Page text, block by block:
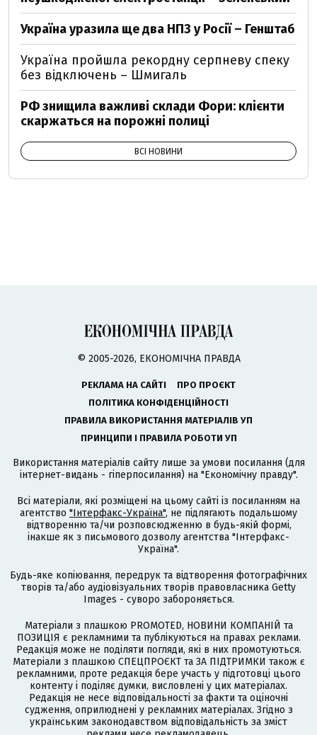
Україна уразила ще два НПЗ у Росії – Генштаб
Україна пройшла рекордну серпневу спеку
без відключень – Шмигаль
РФ знищила важливі склади Фори: клієнти
скаржаться на порожні полиці
ВСІ НОВИНИ
© 2005-2026, ЕКОНОМІЧНА ПРАВДА
РЕКЛАМА НА САЙТІ
ПРО ПРОЄКТ
ПОЛІТИКА КОНФІДЕНЦІЙНОСТІ
ПРАВИЛА ВИКОРИСТАННЯ МАТЕРІАЛІВ УП
ПРИНЦИПИ І ПРАВИЛА РОБОТИ УП
Використання матеріалів сайту лише за умови посилання (для
інтернет-видань - гіперпосилання) на "Економічну правду".
Всі матеріали, які розміщені на цьому сайті із посиланням на
агентство "Інтерфакс-Україна", не підлягають подальшому
відтворенню та/чи розповсюдженню в будь-якій формі,
інакше як з письмового дозволу агентства "Інтерфакс-
Україна".
Будь-яке копіювання, передрук та відтворення фотографічних
творів та/або аудіовізуальних творів правовласника Getty
Images - суворо забороняється.
Матеріали з плашкою PROMOTED, НОВИНИ КОМПАНІЙ та
ПОЗИЦІЯ є рекламними та публікуються на правах реклами.
Редакція може не поділяти погляди, які в них промотуються.
Матеріали з плашкою СПЕЦПРОЄКТ та ЗА ПІДТРИМКИ також є
рекламними, проте редакція бере участь у підготовці цього
контенту і поділяє думки, висловлені у цих матеріалах.
Редакція не несе відповідальності за факти та оціночні
судження, оприлюднені у рекламних матеріалах. Згідно з
українським законодавством відповідальність за зміст